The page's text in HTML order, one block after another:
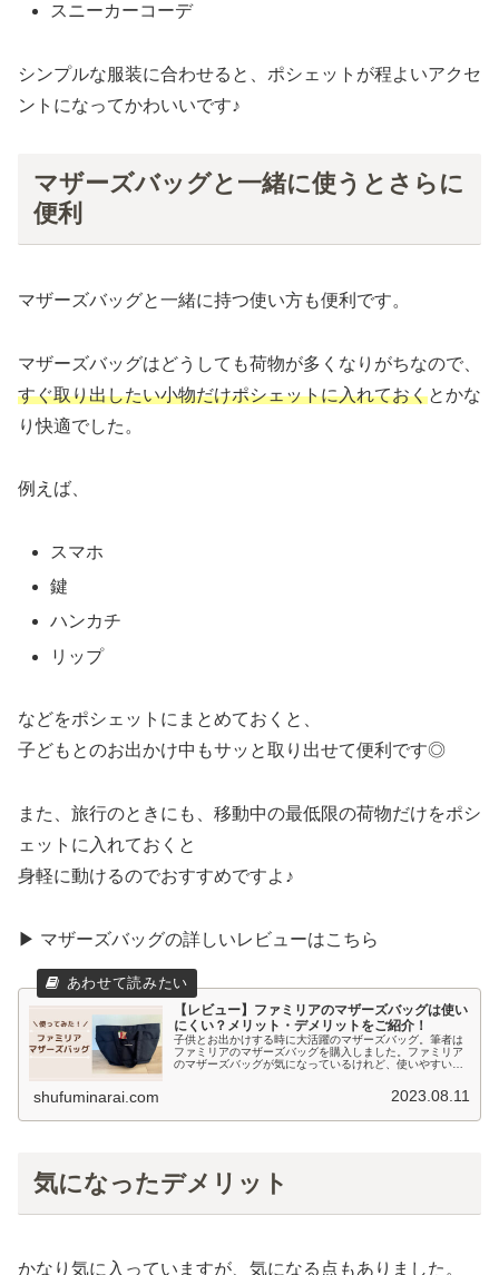
スニーカーコーデ
シンプルな服装に合わせると、ポシェットが程よいアクセ
ントになってかわいいです♪
マザーズバッグと一緒に使うとさらに
便利
マザーズバッグと一緒に持つ使い方も便利です。
マザーズバッグはどうしても荷物が多くなりがちなので、
すぐ取り出したい小物だけポシェットに入れておくとかな
り快適でした。
例えば、
スマホ
鍵
ハンカチ
リップ
などをポシェットにまとめておくと、
子どもとのお出かけ中もサッと取り出せて便利です◎
また、旅行のときにも、移動中の最低限の荷物だけをポシ
ェットに入れておくと
身軽に動けるのでおすすめですよ♪
▶ マザーズバッグの詳しいレビューはこちら
【レビュー】ファミリアのマザーズバッグは使い
にくい？メリット・デメリットをご紹介！
子供とお出かけする時に大活躍のマザーズバッグ。筆者は
ファミリアのマザーズバッグを購入しました。ファミリア
のマザーズバッグが気になっているけれど、使いやすいの
回はファミリアのマザーズバッグについてレビューしま
shufuminarai.com 2023.08.11
気になったデメリット
かなり気に入っていますが、気になる点もありました。